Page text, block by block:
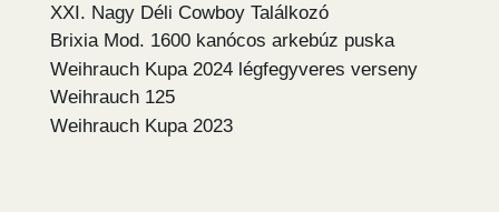
XXI. Nagy Déli Cowboy Találkozó
Brixia Mod. 1600 kanócos arkebúz puska
Weihrauch Kupa 2024 légfegyveres verseny
Weihrauch 125
Weihrauch Kupa 2023